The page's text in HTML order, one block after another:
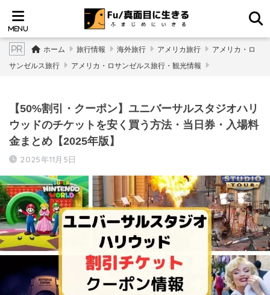
ホーム 旅行情報 海外旅行 アメリカ旅行 アメリカ・ロ
サンゼルス旅行 アメリカ・ロサンゼルス旅行・観光情報
【50%割引・クーポン】ユニバーサルスタジオハリ
ウッドのチケットを安く買う方法・当日券・入場料
金まとめ【2025年版】
2025年11月5日